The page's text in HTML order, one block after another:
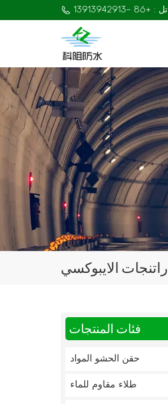
تل : +86 -13913942913
راتنجات الايبوكسي
فئات المنتجات
حقن الحشو المواد
طلاء مقاوم للماء